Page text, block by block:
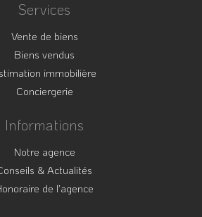
Services
Vente de biens
Biens vendus
immobilière
Conciergerie
Informations
Notre agence
& Actualités
de l’agence